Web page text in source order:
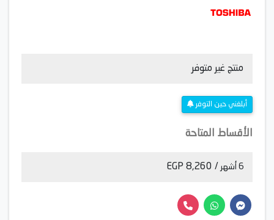
منتج غير متوفر
أبلغني حين التوفر
الأقساط المتاحة
6 أشهر / 8,260 EGP